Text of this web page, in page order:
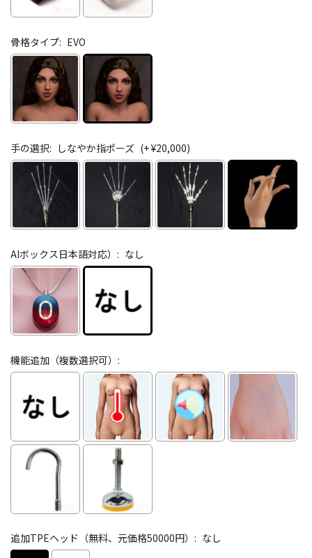
骨格タイプ: EVO
手の選択: しなやか指ポーズ (+ ¥20,000)
AIボックス日本語対応）: なし
機能追加（複数選択可）:
追加TPEヘッド（無料、元価格50000円）: なし